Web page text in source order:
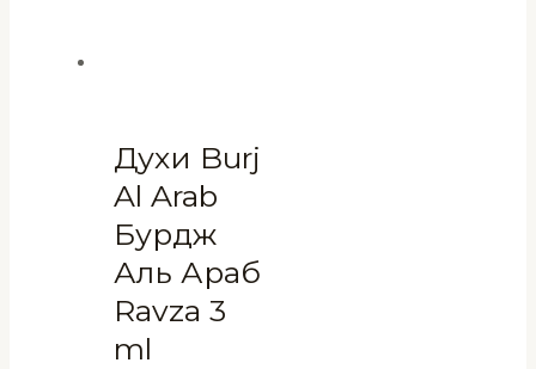
Духи Burj
Al Arab
Бурдж
Аль Араб
Ravza 3
ml